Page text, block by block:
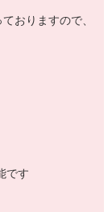
おりますので、
です